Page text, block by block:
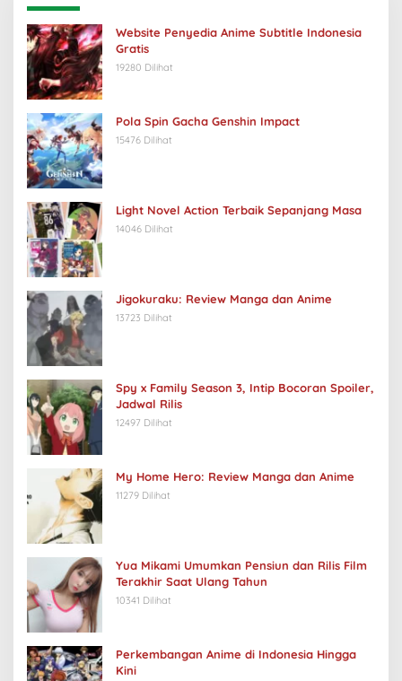
Website Penyedia Anime Subtitle Indonesia
Gratis
19280 Dilihat
Pola Spin Gacha Genshin Impact
15476 Dilihat
Light Novel Action Terbaik Sepanjang Masa
14046 Dilihat
Jigokuraku: Review Manga dan Anime
13723 Dilihat
Spy x Family Season 3, Intip Bocoran Spoiler,
Jadwal Rilis
12497 Dilihat
My Home Hero: Review Manga dan Anime
11279 Dilihat
Yua Mikami Umumkan Pensiun dan Rilis Film
Terakhir Saat Ulang Tahun
10341 Dilihat
Perkembangan Anime di Indonesia Hingga
Kini